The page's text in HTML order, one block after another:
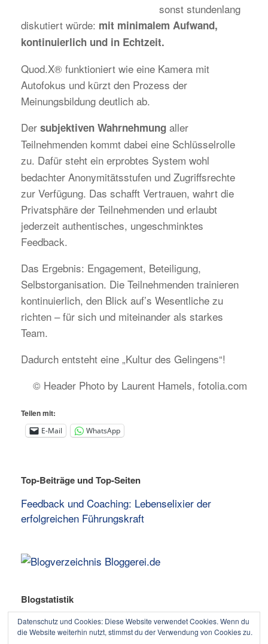
sonst stundenlang
diskutiert würde: mit minimalem Aufwand,
kontinuierlich und in Echtzeit.
Quod.X® funktioniert wie eine Kamera mit
Autofokus und kürzt den Prozess der
Meinungsbildung deutlich ab.
Der subjektiven Wahrnehmung aller
Teilnehmenden kommt dabei eine Schlüsselrolle
zu. Dafür steht ein erprobtes System wohl
bedachter Anonymitätsstufen und Zugriffsrechte
zur Verfügung. Das schafft Vertrauen, wahrt die
Privatsphäre der Teilnehmenden und erlaubt
jederzeit authentisches, ungeschminktes
Feedback.
Das Ergebnis: Engagement, Beteiligung,
Selbstorganisation. Die Teilnehmenden trainieren
kontinuierlich, den Blick auf’s Wesentliche zu
richten – für sich und miteinander als starkes
Team.
Dadurch entsteht eine „Kultur des Gelingens“!
© Header Photo by Laurent Hamels, fotolia.com
Teilen mit:
E-Mail WhatsApp
Top-Beiträge und Top-Seiten
Feedback und Coaching: Lebenselixier der
erfolgreichen Führungskraft
Blogstatistik
65.221 Besuche
Datenschutz und Cookies: Diese Website verwendet Cookies. Wenn du
die Website weiterhin nutzt, stimmst du der Verwendung von Cookies zu.